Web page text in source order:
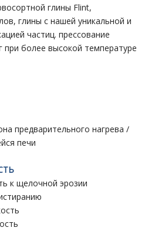
глины Flint,
глины с нашей уникальной и
частиц. прессование
при более высокой температуре
предварительного нагрева /
печи
к щелочной эрозии